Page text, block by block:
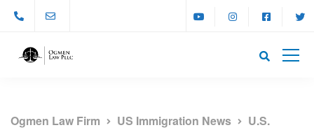
Ogmen Law Firm US Immigration News
U.S.